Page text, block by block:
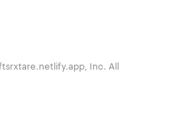
Inc. All